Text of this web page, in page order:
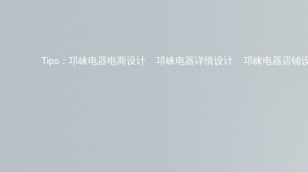
Tips： 邛崃电器电商设计 邛崃电器详情设计 邛崃电器店铺